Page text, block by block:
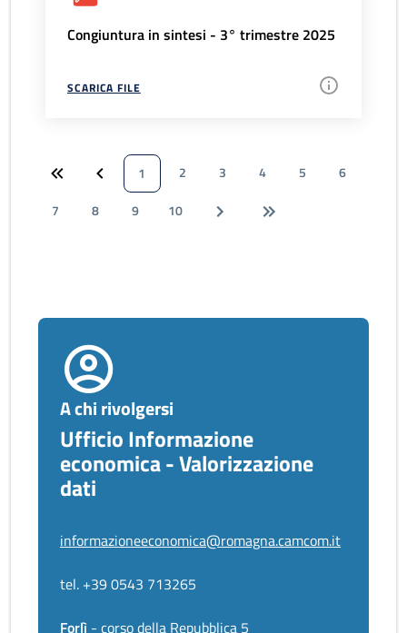
Congiuntura in sintesi - 3° trimestre 2025
SCARICA FILE
1 2 3 4 5
6
7
8 9 10
A chi rivolgersi
Ufficio Informazione
economica - Valorizzazione
dati
informazioneeconomica@romagna.camcom.it
tel. +39 0543 713265
Forlì - corso della Repubblica 5